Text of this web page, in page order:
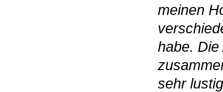
meinen
habe.
sehr